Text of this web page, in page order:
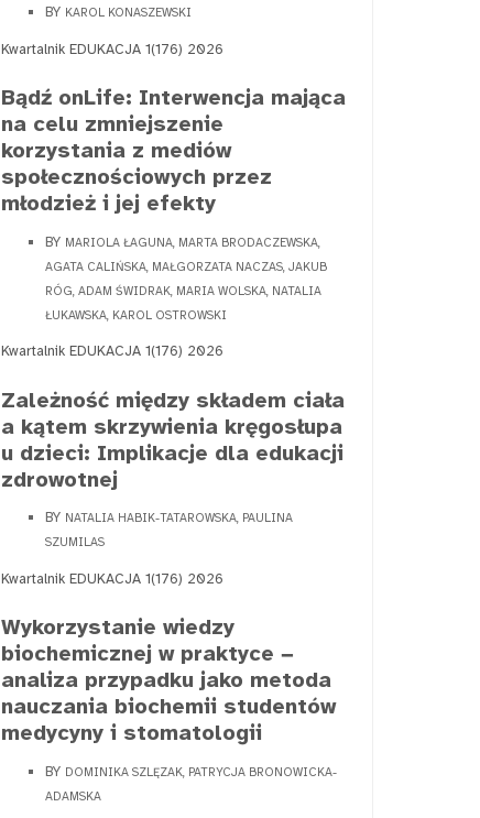
BY KAROL KONASZEWSKI
Kwartalnik EDUKACJA 1(176) 2026
Bądź onLife: Interwencja mająca
na celu zmniejszenie
korzystania z mediów
społecznościowych przez
młodzież i jej efekty
BY MARIOLA ŁAGUNA, MARTA BRODACZEWSKA,
AGATA CALIŃSKA, MAŁGORZATA NACZAS, JAKUB
RÓG, ADAM ŚWIDRAK, MARIA WOLSKA, NATALIA
ŁUKAWSKA, KAROL OSTROWSKI
Kwartalnik EDUKACJA 1(176) 2026
Zależność między składem ciała
a kątem skrzywienia kręgosłupa
u dzieci: Implikacje dla edukacji
zdrowotnej
BY NATALIA HABIK-TATAROWSKA, PAULINA
SZUMILAS
Kwartalnik EDUKACJA 1(176) 2026
Wykorzystanie wiedzy
biochemicznej w praktyce −
analiza przypadku jako metoda
nauczania biochemii studentów
medycyny i stomatologii
BY DOMINIKA SZLĘZAK, PATRYCJA BRONOWICKA-
ADAMSKA